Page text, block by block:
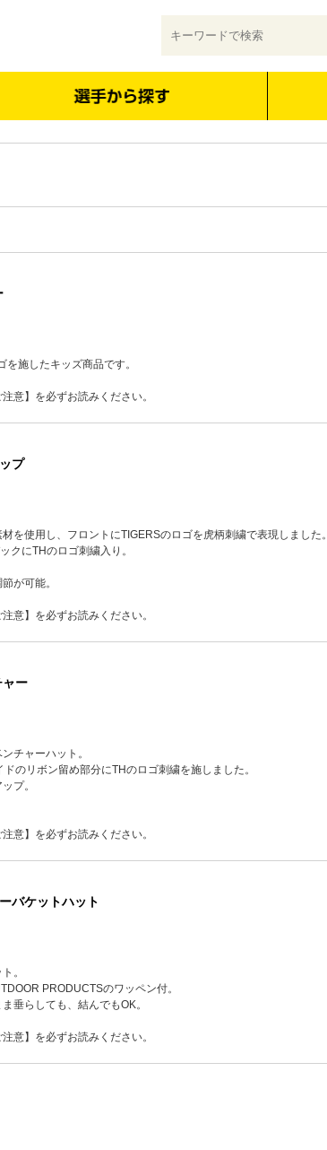
施したキッズ商品です。
意】を必ずお読みください。
プ
を使用し、フロントにTIGERSのロゴを虎柄刺繍で表現しました。
クにTHのロゴ刺繍入り。
が可能。
意】を必ずお読みください。
ー
チャーハット。
のリボン留め部分にTHのロゴ刺繍を施しました。
プ。
意】を必ずお読みください。
バケットハット
。
PRODUCTSのワッペン付。
垂らしても、結んでもOK。
意】を必ずお読みください。